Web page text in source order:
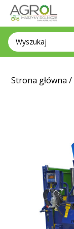
Wyszukiwarka
produktów
Strona główna /